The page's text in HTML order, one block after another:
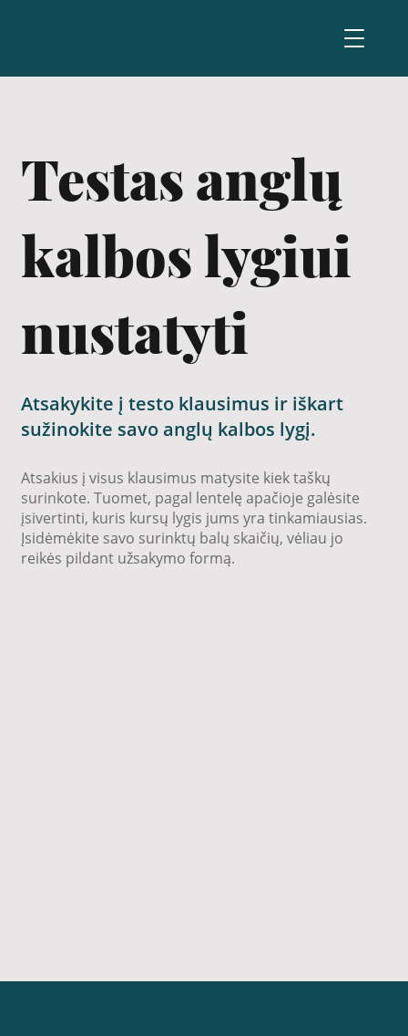
Testas anglų
kalbos lygiui
nustatyti
Atsakykite į testo klausimus ir iškart
sužinokite savo anglų kalbos lygį.
Atsakius į visus klausimus matysite kiek taškų
surinkote. Tuomet, pagal lentelę apačioje galėsite
įsivertinti, kuris kursų lygis jums yra tinkamiausias.
Įsidėmėkite savo surinktų balų skaičių, vėliau jo
reikės pildant užsakymo formą.